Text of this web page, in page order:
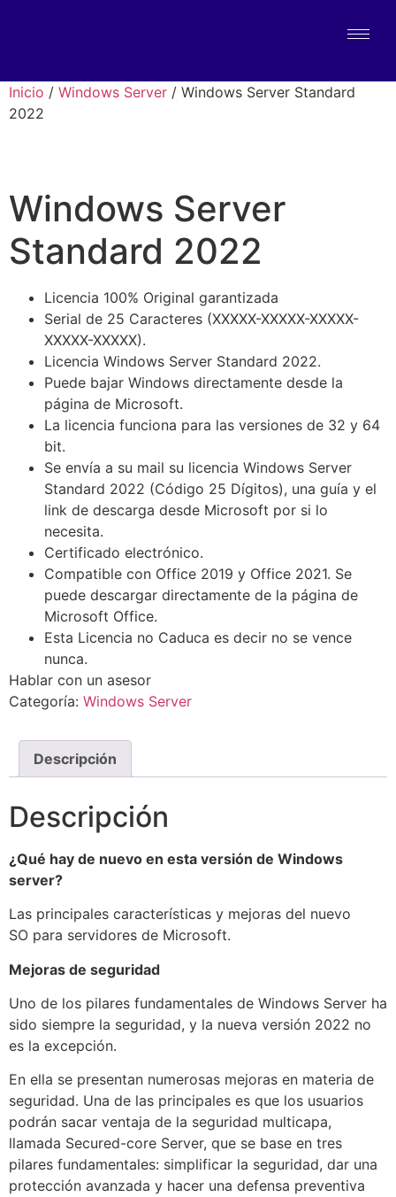
Inicio / Windows Server / Windows Server Standard
2022
Windows Server
Standard 2022
Licencia 100% Original garantizada
Serial de 25 Caracteres (XXXXX-XXXXX-XXXXX-
XXXXX-XXXXX).
Licencia Windows Server Standard 2022.
Puede bajar Windows directamente desde la
página de Microsoft.
La licencia funciona para las versiones de 32 y 64
bit.
Se envía a su mail su licencia Windows Server
Standard 2022 (Código 25 Dígitos), una guía y el
link de descarga desde Microsoft por si lo
necesita.
Certificado electrónico.
Compatible con Office 2019 y Office 2021. Se
puede descargar directamente de la página de
Microsoft Office.
Esta Licencia no Caduca es decir no se vence
nunca.
Hablar con un asesor
Categoría: Windows Server
Descripción
Descripción
¿Qué hay de nuevo en esta versión de Windows
server?
Las principales características y mejoras del nuevo
SO para servidores de Microsoft.
Mejoras de seguridad
Uno de los pilares fundamentales de Windows Server ha
sido siempre la seguridad, y la nueva versión 2022 no
es la excepción.
En ella se presentan numerosas mejoras en materia de
seguridad. Una de las principales es que los usuarios
podrán sacar ventaja de la seguridad multicapa,
llamada Secured-core Server, que se base en tres
pilares fundamentales: simplificar la seguridad, dar una
protección avanzada y hacer una defensa preventiva